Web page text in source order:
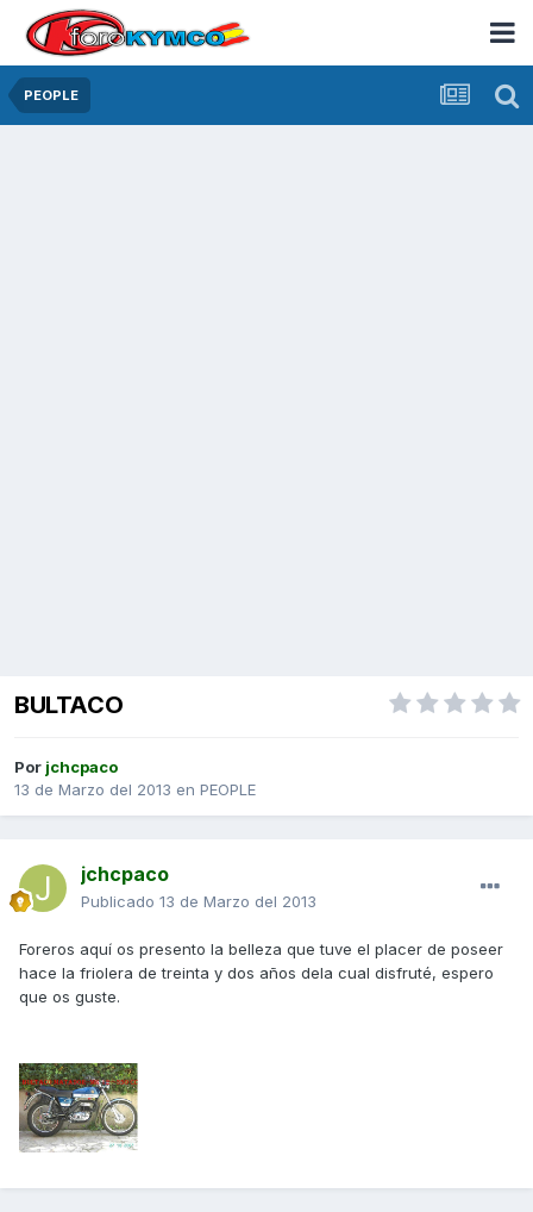
PEOPLE
BULTACO
Por jchcpaco
13 de Marzo del 2013 en PEOPLE
jchcpaco
Publicado 13 de Marzo del 2013
Foreros aquí os presento la belleza que tuve el placer de poseer
hace la friolera de treinta y dos años dela cual disfruté, espero
que os guste.